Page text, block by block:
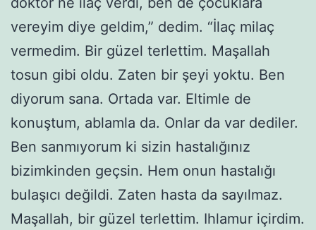
vereyim diye geldim,” dedim. “İlaç milaç
vermedim. Bir güzel terlettim. Maşallah
tosun gibi oldu. Zaten bir şeyi yoktu. Ben
diyorum sana. Ortada var. Eltimle de
konuştum, ablamla da. Onlar da var dediler.
Ben sanmıyorum ki sizin hastalığınız
bizimkinden geçsin. Hem onun hastalığı
bulaşıcı değildi. Zaten hasta da sayılmaz.
Maşallah, bir güzel terlettim. Ihlamur içirdim.